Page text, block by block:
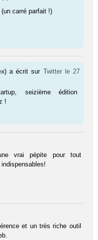
carré parfait !)
a écrit sur Twitter
le 27
seizième édition
!
vrai pépite pour tout
indispensables!
et un très riche outil